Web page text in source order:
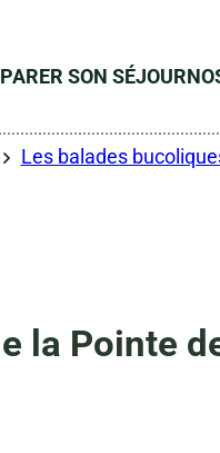
SON SÉJOUR
Les balades
la Pointe
libres